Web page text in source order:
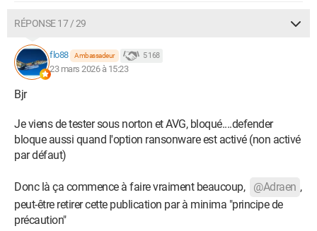
RÉPONSE 17 / 29
flo88 Ambassadeur 5 168
23 mars 2026 à 15:23
Bjr
Je viens de tester sous norton et AVG, bloqué....defender
bloque aussi quand l'option ransonware est activé (non activé
par défaut)
Donc là ça commence à faire vraiment beaucoup, @Adraen ,
peut-être retirer cette publication par à minima "principe de
précaution"